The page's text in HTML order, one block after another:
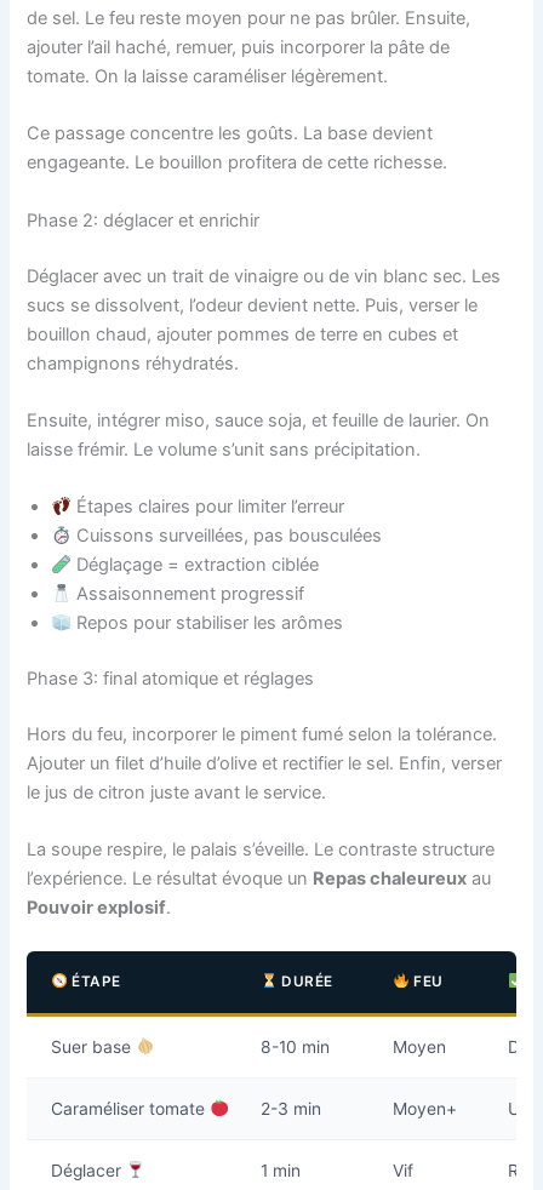
de sel. Le feu reste moyen pour ne pas brûler. Ensuite,
ajouter l’ail haché, remuer, puis incorporer la pâte de
tomate. On la laisse caraméliser légèrement.
Ce passage concentre les goûts. La base devient
engageante. Le bouillon profitera de cette richesse.
Phase 2: déglacer et enrichir
Déglacer avec un trait de vinaigre ou de vin blanc sec. Les
sucs se dissolvent, l’odeur devient nette. Puis, verser le
bouillon chaud, ajouter pommes de terre en cubes et
champignons réhydratés.
Ensuite, intégrer miso, sauce soja, et feuille de laurier. On
laisse frémir. Le volume s’unit sans précipitation.
Étapes claires pour limiter l’erreur
Cuissons surveillées, pas bousculées
Déglaçage = extraction ciblée
Assaisonnement progressif
Repos pour stabiliser les arômes
Phase 3: final atomique et réglages
Hors du feu, incorporer le piment fumé selon la tolérance.
Ajouter un filet d’huile d’olive et rectifier le sel. Enfin, verser
le jus de citron juste avant le service.
La soupe respire, le palais s’éveille. Le contraste structure
l’expérience. Le résultat évoque un Repas chaleureux au
Pouvoir explosif.
ÉTAPE DURÉE FEU
Suer base 8-10 min Moyen
Caraméliser tomate 2-3 min Moyen+
Déglacer 1 min Vif